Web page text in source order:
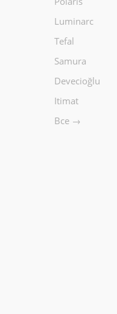
Luminarc
Tefal
Samura
Devecioğlu
Itimat
Все →